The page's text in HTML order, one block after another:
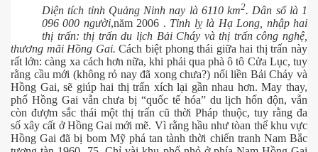
Diện tích tỉnh Quảng Ninh nay là 6110 km2. Dân số là 1
096 000 người,năm 2006 . Tỉnh lỵ là Hạ Long, nhập hai
thị trấn: thị trấn du lịch Bải Cháy và thị trấn công nghệ,
thương mãi Hồng Gai.Cách biệt phong thái giữa hai thị trấn này
rất lớn: càng xa cách hơn nữa, khi phải qua phà ô tô Cửa Lục, tuy
rằng cầu mới (không rỏ nay đã xong chưa?) nối liền Bải Cháy và
Hồng Gai, sẽ giúp hai thị trấn xích lại gần nhau hơn. May thay,
phố Hồng Gai vẫn chưa bị “quốc tế hóa” du lịch hổn độn, vẫn
còn đượm sắc thái một thị trấn cũ thời Pháp thuộc, tuy rằng đa
số xây cất ở Hồng Gai mới mẽ. Vì rằng hầu như tòan thể khu vực
Hồng Gai đã bị bom Mỹ phá tan tành thời chiến tranh Nam Bắc